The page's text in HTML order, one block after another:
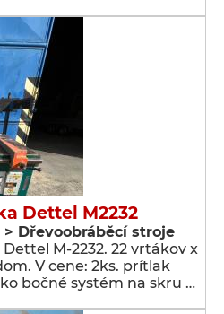
Dettel M2232
Dřevoobráběcí stroje
M-2232. 22 vrtákov x
V cene: 2ks. prítlak
bočné systém na skru …